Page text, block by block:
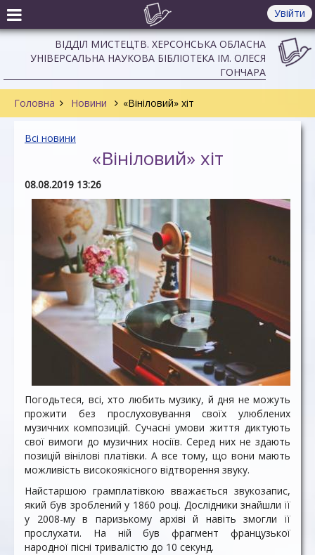
Увійти
ВІДДІЛ МИСТЕЦТВ. ХЕРСОНСЬКА ОБЛАСНА
УНІВЕРСАЛЬНА НАУКОВА БІБЛІОТЕКА ІМ. ОЛЕСЯ
ГОНЧАРА
Головна Новини «Вініловий» хіт
Всі новини
«Вініловий» хіт
08.08.2019 13:26
Погодьтеся, всі, хто любить музику, й дня не можуть
прожити без прослуховування своїх улюблених
музичних композицій. Сучасні умови життя диктують
свої вимоги до музичних носіїв. Серед них не здають
позицій вінілові платівки. А все тому, що вони мають
можливість високоякісного відтворення звуку.
Найстаршою грамплатівкою вважається звукозапис,
який був зроблений у 1860 році. Дослідники знайшли її
у 2008-му в паризькому архіві й навіть змогли її
прослухати. На ній був фрагмент французької
народної пісні тривалістю до 10 секунд.